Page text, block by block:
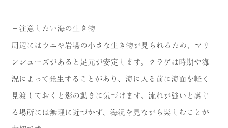
－注意したい海の生き物
周辺にはウニや岩場の小さな生き物が見られるため、マリ
ンシューズがあると足元が安定します。クラゲは時期や海
況によって発生することがあり、海に入る前に海面を軽く
見渡しておくと影の動きに気づけます。流れが強いと感じ
る場所には無理に近づかず、海況を見ながら楽しむことが